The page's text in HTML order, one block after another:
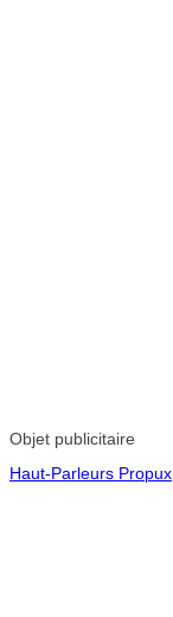
Objet publicitaire
Haut-Parleurs Propux